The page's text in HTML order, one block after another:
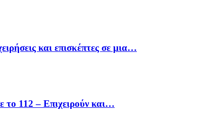
και επισκέπτες σε μια…
112 – Επιχειρούν και…